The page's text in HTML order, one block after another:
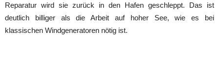
Reparatur wird sie zurück in den Hafen geschleppt. Das ist
deutlich billiger als die Arbeit auf hoher See, wie es bei
klassischen Windgeneratoren nötig ist.